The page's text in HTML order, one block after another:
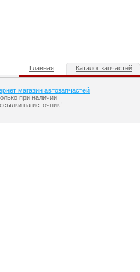
Главная Каталог запчастей
магазин автозапчастей
при наличии
на источник!